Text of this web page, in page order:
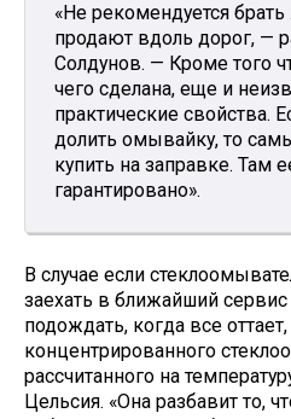
«Не рекомендуется
продают вдоль дорог, —
Солдунов. — Кроме того
чего сделана, еще и
практические свойства.
долить омывайку, то
купить на заправке. Там
гарантировано».
В случае если
заехать в ближайший
подождать, когда все
концентрированного
рассчитанного на
Цельсия. «Она разбавит то,